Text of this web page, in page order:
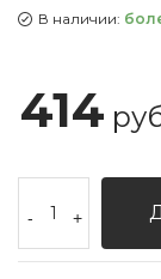
В наличии:
414
- +